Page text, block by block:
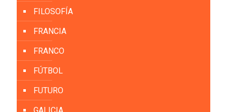
FILOSOFÍA
FRANCIA
FRANCO
FÚTBOL
FUTURO